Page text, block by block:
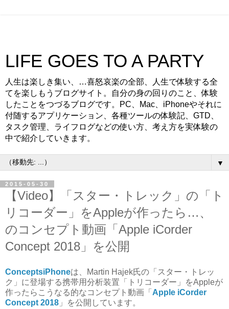
LIFE GOES TO A PARTY
人生は楽しき集い、…喜怒哀楽の全部、人生で体験する全
てを楽しもうブログサイト。自分の身の回りのこと、体験
したことをつづるブログです。PC、Mac、iPhoneやそれに
付随するアプリケーション、各種ツールの体験記、GTD、
タスク管理、ライフログなどの使い方、考え方を実体験の
中で紹介していきます。
▼
2015-05-30
【Video】「スター・トレック」の「ト
リコーダー」をAppleが作ったら…、
のコンセプト動画「Apple iCorder
Concept 2018」を公開
ConceptsiPhoneは、Martin Hajek氏の「スター・トレッ
ク」に登場する携帯用分析装置「トリコーダー」をAppleが
作ったらこうなる的なコンセプト動画「 Apple iCorder
Concept 2018 」を公開しています。